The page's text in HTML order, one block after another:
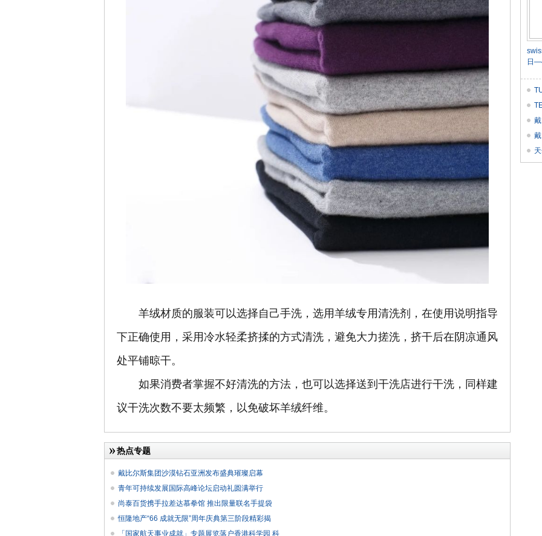
羊绒材质的服装可以选择自己手洗，选用羊绒专用清洗剂，在使用说明指导
下正确使用，采用冷水轻柔挤揉的方式清洗，避免大力搓洗，挤干后在阴凉通风
处平铺晾干。
如果消费者掌握不好清洗的方法，也可以选择送到干洗店进行干洗，同样建
议干洗次数不要太频繁，以免破坏羊绒纤维。
热点专题
戴比尔斯集团沙漠钻石亚洲发布盛典璀璨启幕
青年可持续发展国际高峰论坛启动礼圆满举行
尚泰百货携手拉差达慕拳馆 推出限量联名手提袋
恒隆地产“66 成就无限”周年庆典第三阶段精彩揭
「国家航天事业成就」专题展览落户香港科学园 科
日